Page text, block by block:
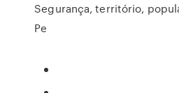
Segurança, território,
Pe